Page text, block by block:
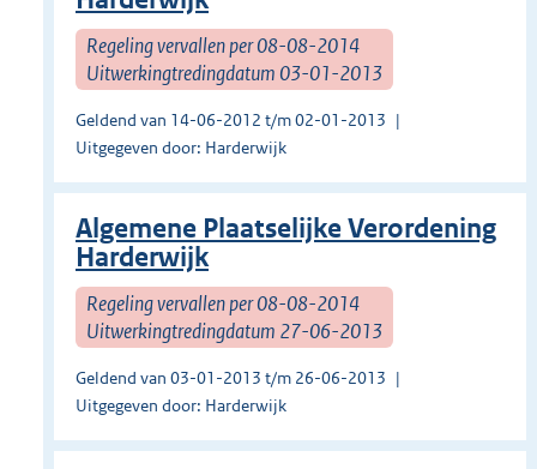
Regeling vervallen per 08-08-2014
Uitwerkingtredingdatum 03-01-2013
Geldend van 14-06-2012 t/m 02-01-2013
Uitgegeven door: Harderwijk
Algemene Plaatselijke Verordening
Harderwijk
Regeling vervallen per 08-08-2014
Uitwerkingtredingdatum 27-06-2013
Geldend van 03-01-2013 t/m 26-06-2013
Uitgegeven door: Harderwijk